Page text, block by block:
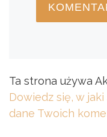
Ta strona używa
Dowiedz się, w
dane Twoich